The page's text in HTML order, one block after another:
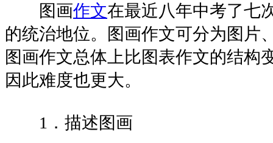
图画作文在最近八年中考了七
的统治地位。图画作文可分为图片
图画作文总体上比图表作文的结构
因此难度也更大。
1．描述图画